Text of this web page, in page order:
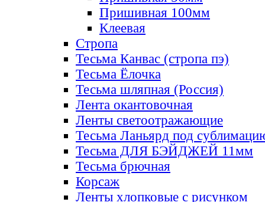
Пришивная 100мм
Клеевая
Стропа
Тесьма Канвас (стропа пэ)
Тесьма Ёлочка
Тесьма шляпная (Россия)
Лента окантовочная
Ленты светоотражающие
Тесьма Ланьярд под
Тесьма ДЛЯ БЭЙДЖЕЙ 11мм
Тесьма брючная
Корсаж
Ленты хлопковые с рисунком